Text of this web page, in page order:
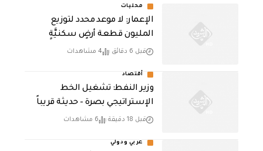
محليات
الإعمار: لا موعد محدد لتوزيع
المليون قطعة أرضٍ سكنيَّةٍ
قبل 6 دقائق 4 مشاهدات
أقتصاد
وزير النفط: تشغيل الخط
الإستراتيجي بصرة – حديثة قريباً
قبل 18 دقيقة 6 مشاهدات
عربي ودولي